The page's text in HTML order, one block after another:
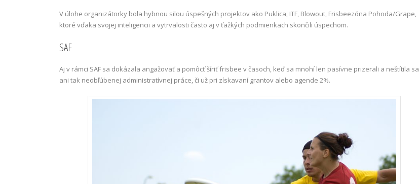
V úlohe organizátorky bola hybnou silou úspešných projektov ako Puklica, ITF, Blowout, Frisbeezóna Pohoda/Grape,
ktoré vďaka svojej inteligencii a vytrvalosti často aj v ťažkých podmienkach skončili úspechom.
SAF
Aj v rámci SAF sa dokázala angažovať a pomôcť šíriť frisbee v časoch, keď sa mnohí len pasívne prizerali a neštítila sa
ani tak neobľúbenej administratívnej práce, či už pri získavaní grantov alebo agende 2%.